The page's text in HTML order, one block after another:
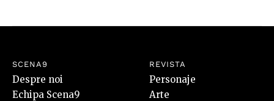
SCENA9
Despre noi
Echipa Scena9
REVISTA
Personaje
Arte